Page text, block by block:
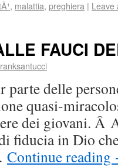
, malattia, preghiera | Leave
FAUCI
delle
quasi-
dei giovani. Â
fiducia in Dio
Continue reading